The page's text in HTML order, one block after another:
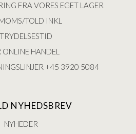
FRA VORES EGET LAGER
TOLD INKL
HANDEL
+45 3920 5084
NYHEDSBREV
NYHEDER